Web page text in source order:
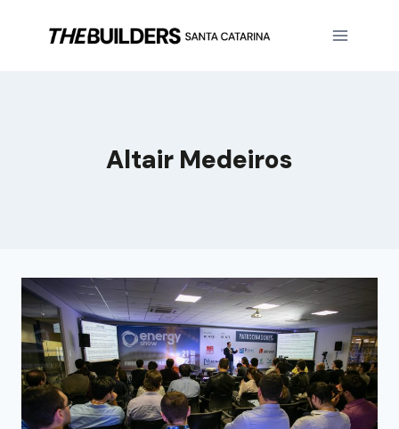
Altair Medeiros